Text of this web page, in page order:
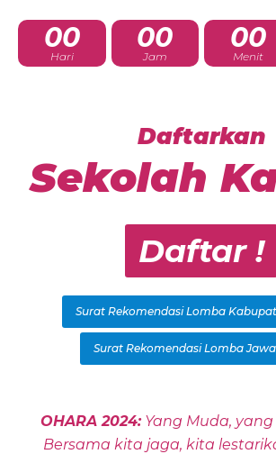
00
Hari
00
Jam
00
Menit
Daftarkan
Sekolah
Daftar !
Surat Rekomendasi Lomba
Surat Rekomendasi Lomba
OHARA 2024:Yang Muda,
Bersama kita jaga, kita